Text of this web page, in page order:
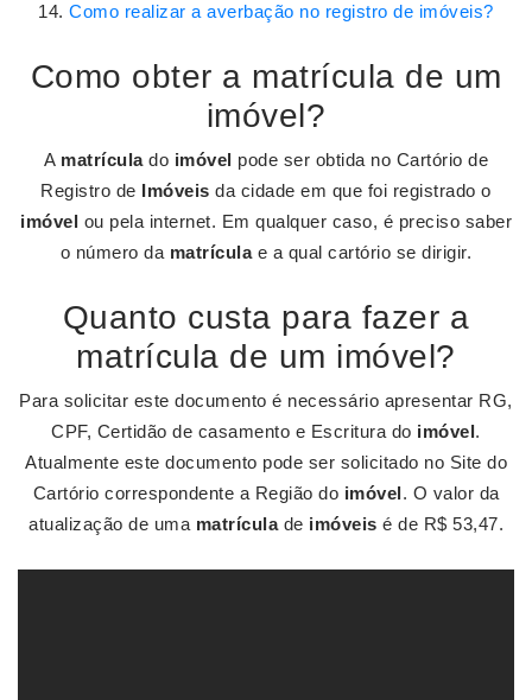
Como realizar a averbação no registro de imóveis?
Como obter a matrícula de um
imóvel?
A matrículado imóvel pode ser obtida no Cartório de
Registro de Imóveis da cidade em que foi registrado o
imóvel ou pela internet. Em qualquer caso, é preciso saber
o número da matrículae a qual cartório se dirigir.
Quanto custa para fazer a
matrícula de um imóvel?
Para solicitar este documento é necessário apresentar RG,
CPF, Certidão de casamento e Escritura do imóvel.
Atualmente este documento pode ser solicitado no Site do
Cartório correspondente a Região do imóvel. O valor da
atualização de uma matrículade imóveis é de R$ 53,47.